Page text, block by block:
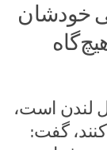
خودشان
لندن است،
گفت: